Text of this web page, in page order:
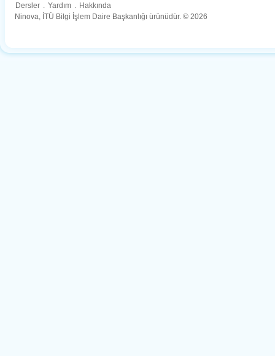
Dersler . Yardım . Hakkında
Ninova, İTÜ Bilgi İşlem Daire Başkanlığı ürünüdür. © 2026